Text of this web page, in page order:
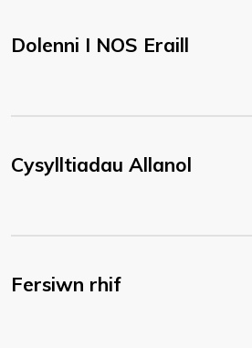
Dolenni I NOS Eraill
Cysylltiadau Allanol
Fersiwn rhif